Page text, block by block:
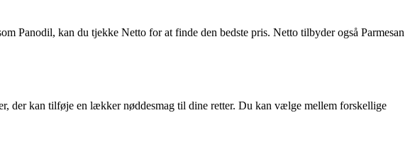
Panodil, kan du tjekke Netto for at finde den bedste pris. Netto tilbyder også Parmesan
der kan tilføje en lækker nøddesmag til dine retter. Du kan vælge mellem forskellige